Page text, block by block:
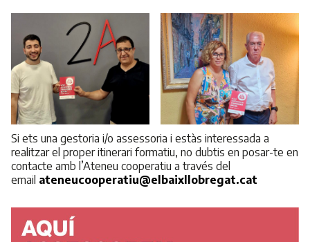
Si ets una gestoria i/o assessoria i estàs interessada a
realitzar el proper itinerari formatiu, no dubtis en posar-te en
contacte amb l’Ateneu cooperatiu a través del
email ateneucooperatiu@elbaixllobregat.cat